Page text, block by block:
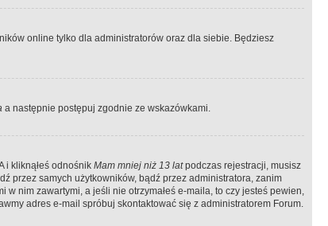
online tylko dla administratorów oraz dla siebie. Będziesz
a następnie postępuj zgodnie ze wskazówkami.
i kliknąłeś odnośnik Mam mniej niż 13 latpodczas rejestracji, musisz
przez samych użytkowników, bądź przez administratora, zanim
nim zawartymi, a jeśli nie otrzymałeś e-maila, to czy jesteś pewien,
adres e-mail spróbuj skontaktować się z administratorem Forum.